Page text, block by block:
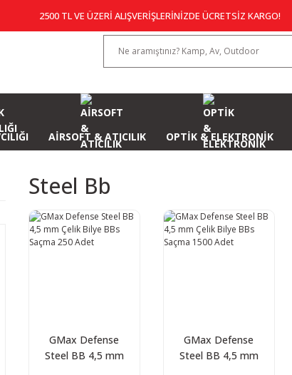
2500 TL VE ÜZERİ ALIŞVERİŞLERİNİZDE ÜCRETSİZ KARGO!
AİRSOFT & ATICILIK OPTİK & ELEKTRONİK
Steel Bb
GMax Defense
Steel BB 4,5 mm
GMax Defense
Steel BB 4,5 mm